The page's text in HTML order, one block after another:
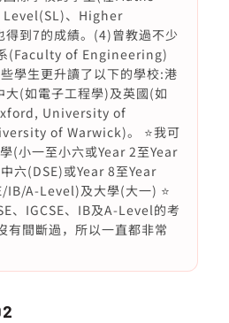
、Higher
到7的成績。(4)曾教過不少
(Faculty of Engineering)
學生更升讀了以下的學校:港
大(如電子工程學)及英國(如
University of
of Warwick)。 ⭐️我可
(小一至小六或Year 2至Year
六(DSE)或Year 8至Year
IB/A-Level)及大學(大一) ⭐️
、IGCSE、IB及A-Level的考
有間斷過，所以一直都非常